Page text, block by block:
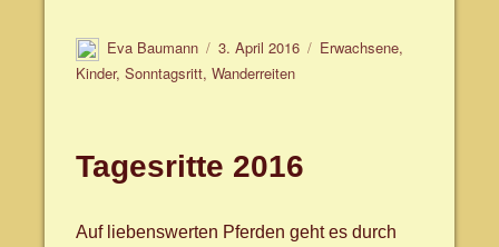
Autor
Eva Baumann
Veröffentlicht
am
3. April 2016 Schlagwörter
Erwachsene,
Kinder,Sonntagsritt,Wanderreiten
Tagesritte 2016
Auf liebenswerten Pferden geht es durch